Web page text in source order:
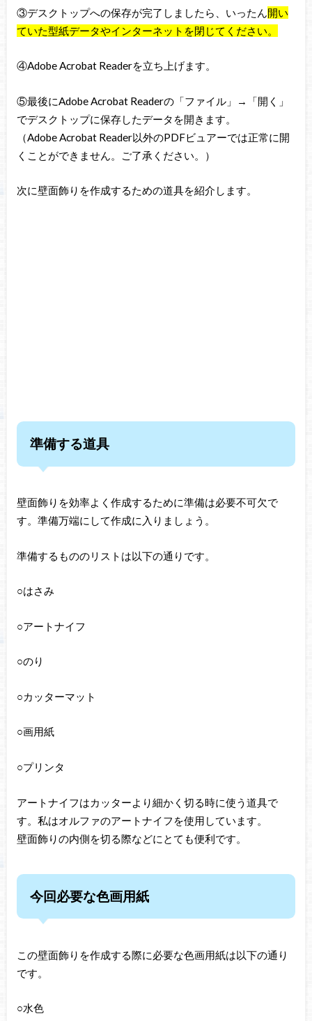
③デスクトップへの保存が完了しましたら、いったん開い
ていた型紙データやインターネットを閉じてください。
④Adobe Acrobat Readerを立ち上げます。
⑤最後にAdobe Acrobat Readerの「ファイル」→「開く」
でデスクトップに保存したデータを開きます。
（Adobe Acrobat Reader以外のPDFビュアーでは正常に開
くことができません。ご了承ください。）
次に壁面飾りを作成するための道具を紹介します。
準備する道具
壁面飾りを効率よく作成するために準備は必要不可欠で
す。準備万端にして作成に入りましょう。
準備するもののリストは以下の通りです。
○はさみ
○アートナイフ
○のり
○カッターマット
○画用紙
○プリンタ
アートナイフはカッターより細かく切る時に使う道具で
す。私はオルファのアートナイフを使用しています。
壁面飾りの内側を切る際などにとても便利です。
今回必要な色画用紙
この壁面飾りを作成する際に必要な色画用紙は以下の通り
です。
○水色